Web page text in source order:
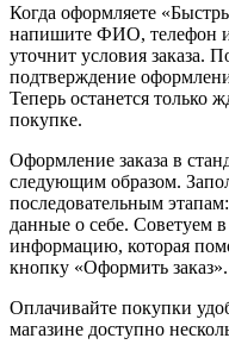
Когда оформляете
напишите ФИО, телефон
уточнит условия заказа.
подтверждение
Теперь останется только
покупке.
Оформление заказа в
следующим образом.
последовательным
данные о себе. Советуем
информацию, которая
кнопку «Оформить заказ».
Оплачивайте покупки
магазине доступно